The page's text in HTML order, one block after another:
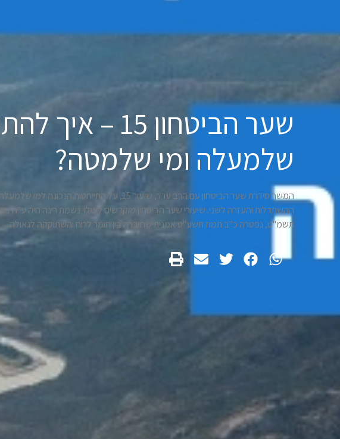
שער הביטחון 15 –
שלמעלה ומי שלמטה?
המשך סידרת שער הביטחון עם הרב ערד, שיעור 15, על
ההשתדלות והעזרה לשני. שיעורי שער הביטחון מוקדשים לעילוי נשמת רינה חיה ע"ה
תשמ"ט, נפטרה כ"ב תמוז תשע"ט אמנית שחיברה בין חומר לרוח והשתוקקה לגאולה